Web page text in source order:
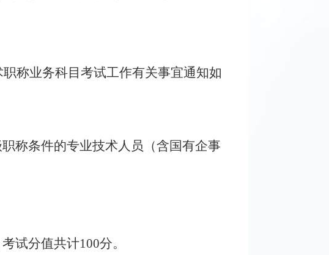
称业务科目考试工作有关事宜通知如
称条件的专业技术人员（含国有企事
试分值共计100分。